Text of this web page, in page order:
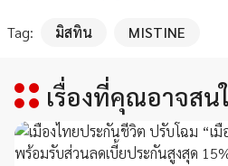
Tag: มิสทิน MISTINE
เรื่องที่คุณอาจสน